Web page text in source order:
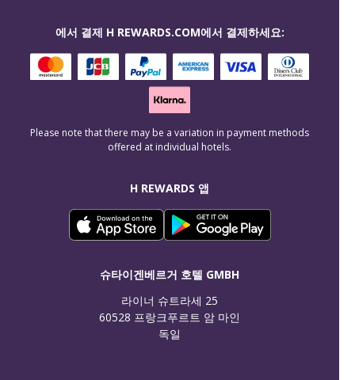
H REWARDS 앱
슈타이겐베르거 호텔 GMBH
라이너 슈트라세 25
60528 프랑크푸르트 암 마인
독일
에서 결제 H REWARDS.COM에서 결제하세요:
Please note that there may be a variation in payment methods
offered at individual hotels.